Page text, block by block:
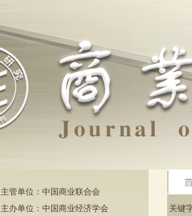
主管单位：中国商业联合会
主办单位：中国商业经济学会
关键